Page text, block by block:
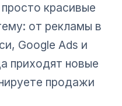
красивые
от рекламы в
Google Ads и
приходят новые
продажи